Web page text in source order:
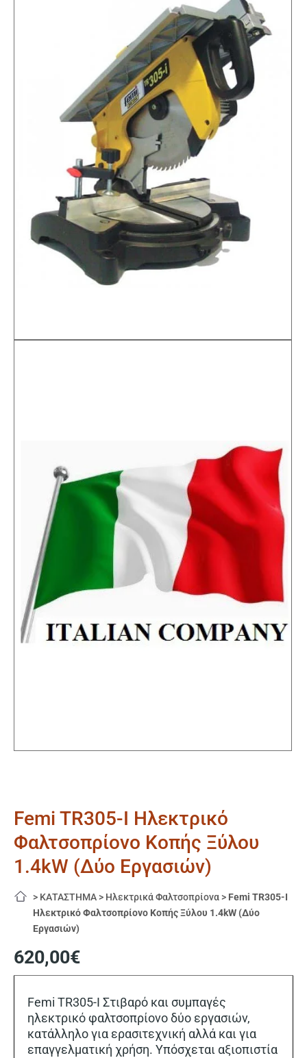
Femi TR305-I Ηλεκτρικό
Φαλτσοπρίονο Κοπής Ξύλου
1.4kW (Δύο Εργασιών)
> ΚΑΤΑΣΤΗΜΑ > Ηλεκτρικά Φαλτσοπρίονα > Femi TR305-I
Ηλεκτρικό Φαλτσοπρίονο Κοπής Ξύλου 1.4kW (Δύο
Εργασιών)
620,00€
Femi TR305-I Στιβαρό και συμπαγές
ηλεκτρικό φαλτσοπρίονο δύο εργασιών,
κατάλληλο για ερασιτεχνική αλλά και για
επαγγελματική χρήση. Υπόσχεται αξιοπιστία